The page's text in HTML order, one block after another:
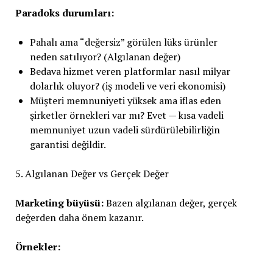
Paradoks durumları:
Pahalı ama “değersiz” görülen lüks ürünler
neden satılıyor? (Algılanan değer)
Bedava hizmet veren platformlar nasıl milyar
dolarlık oluyor? (iş modeli ve veri ekonomisi)
Müşteri memnuniyeti yüksek ama iflas eden
şirketler örnekleri var mı? Evet — kısa vadeli
memnuniyet uzun vadeli sürdürülebilirliğin
garantisi değildir.
5. Algılanan Değer vs Gerçek Değer
Marketing büyüsü:Bazen algılanan değer, gerçek
değerden daha önem kazanır.
Örnekler: